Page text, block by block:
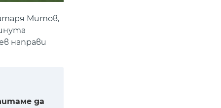
Митов,
направи
да